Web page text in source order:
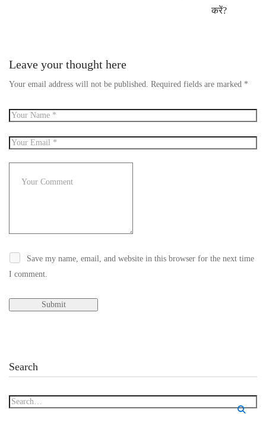
करें?
Leave your thought here
Your email address will not be published. Required fields are marked *
Save my name, email, and website in this browser for the next time
I comment.
Search